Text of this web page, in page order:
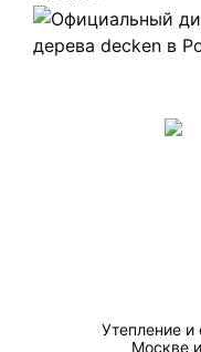
Утепление и
Москве